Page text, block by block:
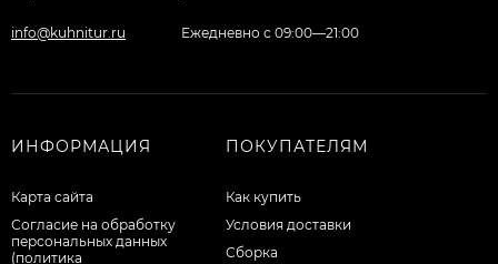
info@kuhnitur.ru Ежедневно с 09:00—21:00
ИНФОРМАЦИЯ
Карта сайта
Согласие на обработку
персональных данных
(политика
ПОКУПАТЕЛЯМ
Как купить
Условия доставки
Сборка